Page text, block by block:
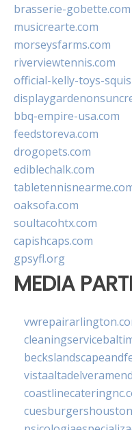
brasserie-gobette.com
musicrearte.com
morseysfarms.com
riverviewtennis.com
official-kelly-toys-
bbq-empire-usa.com
feedstoreva.com
drogopets.com
ediblechalk.com
oaksofa.com
soultacohtx.com
capishcaps.com
gpsyfl.org
MEDIA